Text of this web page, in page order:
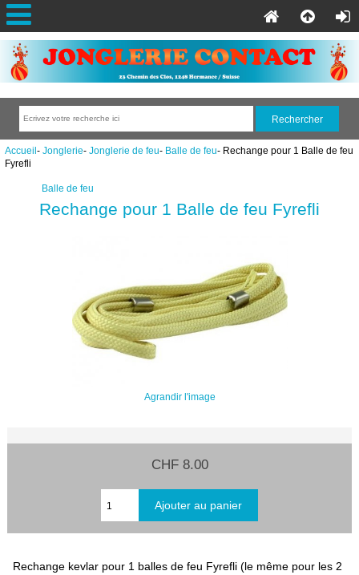
Accueil- Jonglerie- Jonglerie de feu- Balle de feu- Rechange pour 1 Balle de feu
Fyrefli
Balle de feu
Rechange pour 1 Balle de feu Fyrefli
Agrandir l'image
CHF 8.00
Rechange kevlar pour 1 balles de feu Fyrefli (le même pour les 2